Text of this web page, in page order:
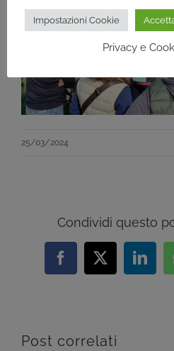
25/03/2024
Condividi questo
Facebook
X
Post correlati
Impostazioni Cookie
Privacy e